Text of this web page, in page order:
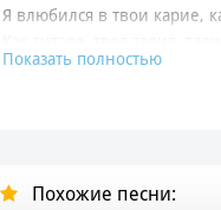
Я влюбился в твои карие,
Смотря на тебя, таю я, таю
Как звёзды ночью, твои
Показать полностью
Похожие песни: